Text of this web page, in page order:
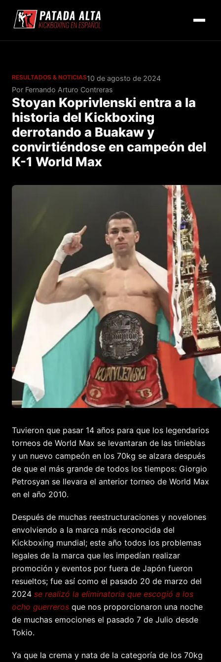
RESULTADOS & NOTICIAS10 de agosto de 2024
Por Fernando Arturo Contreras
Stoyan Koprivlenski entra a la
historia del Kickboxing
derrotando a Buakaw y
convirtiéndose en campeón del
K-1 World Max
Tuvieron que pasar 14 años para que los legendarios
torneos de World Max se levantaran de las tinieblas
y un nuevo campeón en los 70kg se alzara después
de que el más grande de todos los tiempos: Giorgio
Petrosyan se llevara el anterior torneo de World Max
en el año 2010.
Después de muchas reestructuraciones y novelones
envolviendo a la marca más reconocida del
Kickboxing mundial; este año todos los problemas
legales de la marca que les impedían realizar
promoción y eventos por fuera de Japón fueron
resueltos; fue así como el pasado 20 de marzo del
2024 se realizó la eliminatoria que escogió a los
ocho guerreros que nos proporcionaron una noche
de muchas emociones el pasado 7 de Julio desde
Tokio.
Ya que la crema y nata de la categoría de los 70kg